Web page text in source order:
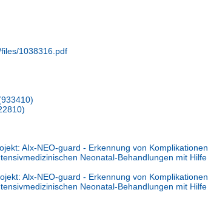
1038316.pdf
AIx-NEO-guard - Erkennung von Komplikationen
Neonatal-Behandlungen mit Hilfe
Alx-NEO-guard - Erkennung von Komplikationen
Neonatal-Behandlungen mit Hilfe